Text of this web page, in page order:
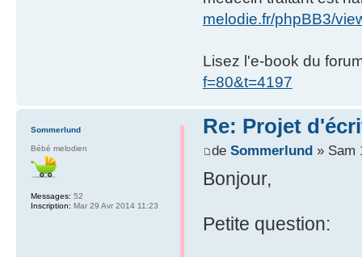
melodie.fr/phpBB3/
Lisez l'e-book du
f=80&t=4197
Re: Projet
de Sommerlund» Sam
Bonjour,
Petite question:
Sommerlund
Bébé melodien
Messages: 52
Inscription: Mar 29 Avr 2014 11:23